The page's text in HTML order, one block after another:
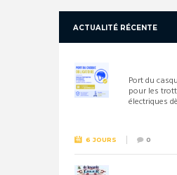
ACTUALITÉ RÉCENTE
Port du
pour les
électriques
6 JOURS 0